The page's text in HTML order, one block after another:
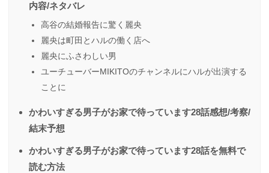
内容/ネタバレ
高谷の結婚報告に驚く麗央
麗央は町田とハルの働く店へ
麗央にふさわしい男
ユーチューバーMIKITOのチャンネルにハルが出演する
ことに
かわいすぎる男子がお家で待っています28話感想/考察/
結末予想
かわいすぎる男子がお家で待っています28話を無料で
読む方法